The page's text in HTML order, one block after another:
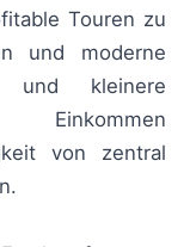
Touren zu
und moderne
und kleinere
Einkommen
von zentral